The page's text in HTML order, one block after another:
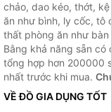
chảo, dao kéo, thớt,
ăn như bình, ly cốc, tô
thất phòng ăn như
Bằng khả năng sẵn
tổng hợp hơn 200000
nhất trước khi mua.
VỀ ĐỒ GIA DỤNG TỐT